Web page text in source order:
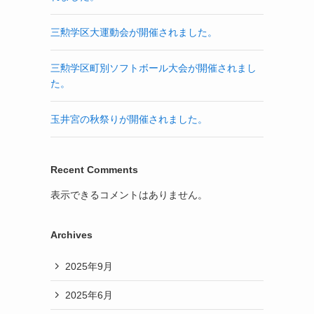
三勲学区大運動会が開催されました。
三勲学区町別ソフトボール大会が開催されまし
た。
玉井宮の秋祭りが開催されました。
Recent Comments
表示できるコメントはありません。
Archives
2025年9月
2025年6月